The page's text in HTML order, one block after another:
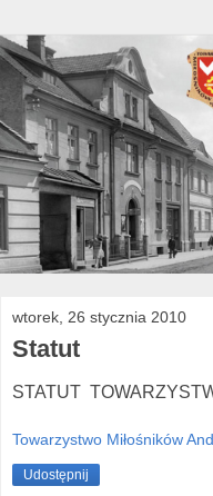
wtorek, 26 stycznia 2010
Statut
STATUT
Towarzystwo Miłośników
Udostępnij